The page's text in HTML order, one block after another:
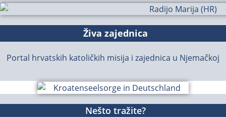
Živa zajednica
Portal hrvatskih katoličkih misija i zajednica u Njemačkoj
Nešto tražite?